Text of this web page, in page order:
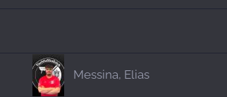
Messina, Elias